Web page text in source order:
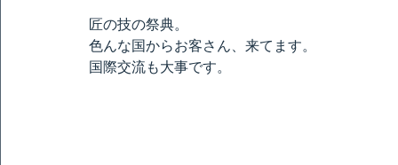
匠の技の祭典。
色んな国からお客さん、来てます。
国際交流も大事です。